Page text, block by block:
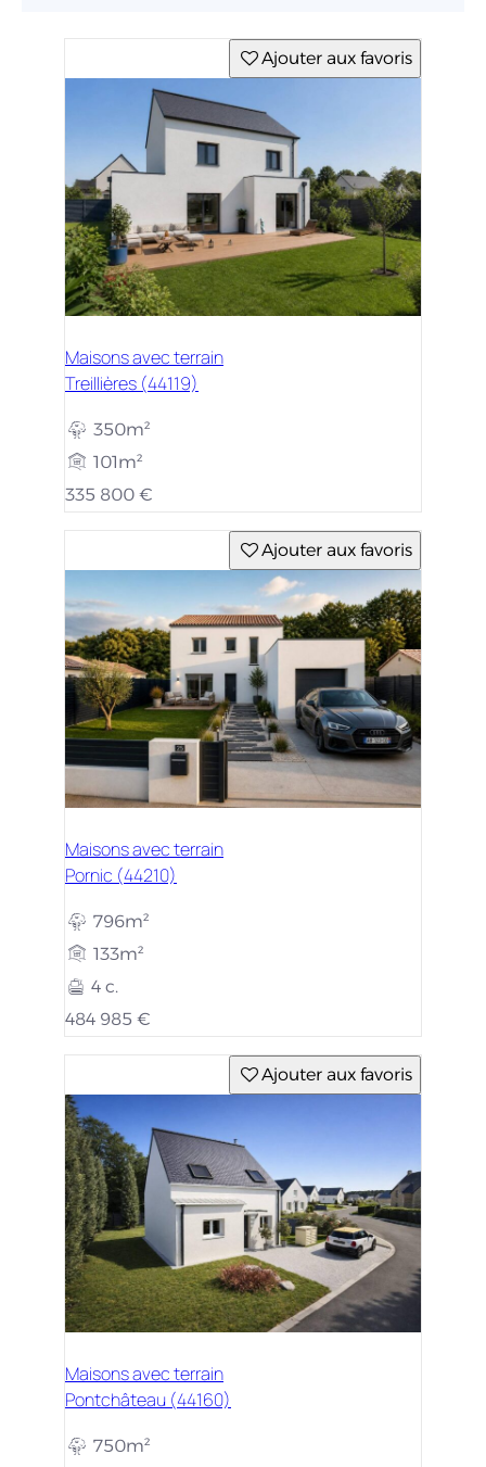
Ajouter aux favoris
Maisons avec terrain
Treillières (44119)
350m²
101m²
335 800 €
Ajouter aux favoris
Maisons avec terrain
Pornic (44210)
796m²
133m²
4 c.
484 985 €
Ajouter aux favoris
Maisons avec terrain
Pontchâteau (44160)
750m²